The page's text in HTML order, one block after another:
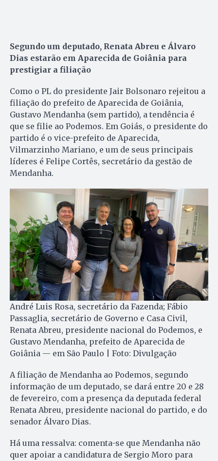
Segundo um deputado, Renata Abreu e Álvaro
Dias estarão em Aparecida de Goiânia para
prestigiar a filiação
Como o PL do presidente Jair Bolsonaro rejeitou a
filiação do prefeito de Aparecida de Goiânia,
Gustavo Mendanha (sem partido), a tendência é
que se filie ao Podemos. Em Goiás, o presidente do
partido é o vice-prefeito de Aparecida,
Vilmarzinho Mariano, e um de seus principais
líderes é Felipe Cortês, secretário da gestão de
Mendanha.
André Luis Rosa, secretário da Fazenda; Fábio
Passaglia, secretário de Governo e Casa Civil,
Renata Abreu, presidente nacional do Podemos, e
Gustavo Mendanha, prefeito de Aparecida de
Goiânia — em São Paulo | Foto: Divulgação
A filiação de Mendanha ao Podemos, segundo
informação de um deputado, se dará entre 20 e 28
de fevereiro, com a presença da deputada federal
Renata Abreu, presidente nacional do partido, e do
senador Álvaro Dias.
Há uma ressalva: comenta-se que Mendanha não
quer apoiar a candidatura de Sergio Moro para